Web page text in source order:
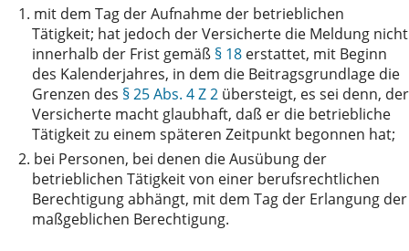
1. mit dem Tag der Aufnahme der betrieblichen
Tätigkeit; hat jedoch der Versicherte die Meldung nicht
innerhalb der Frist gemäß § 18 erstattet, mit Beginn
des Kalenderjahres, in dem die Beitragsgrundlage die
Grenzen des § 25 Abs. 4 Z 2 übersteigt, es sei denn, der
Versicherte macht glaubhaft, daß er die betriebliche
Tätigkeit zu einem späteren Zeitpunkt begonnen hat;
2. bei Personen, bei denen die Ausübung der
betrieblichen Tätigkeit von einer berufsrechtlichen
Berechtigung abhängt, mit dem Tag der Erlangung der
maßgeblichen Berechtigung.